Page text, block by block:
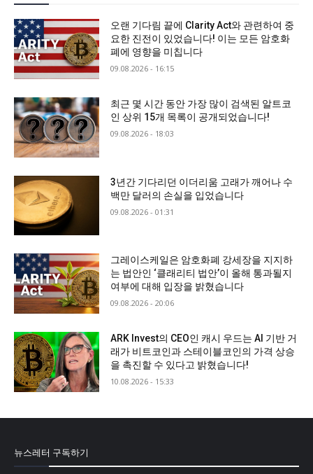
오랜 기다림 끝에 Clarity Act와 관련하여 중
요한 진전이 있었습니다! 이는 모든 암호화
폐에 영향을 미칩니다
09.08.2026 - 16:15
최근 몇 시간 동안 가장 많이 검색된 알트코
인 상위 15개 목록이 공개되었습니다!
09.08.2026 - 18:03
3년간 기다리던 이더리움 고래가 깨어나 수
백만 달러의 손실을 입었습니다
09.08.2026 - 01:31
그레이스케일은 암호화폐 강세장을 지지하
는 법안인 ‘클래리티 법안’이 올해 통과될지
여부에 대해 입장을 밝혔습니다
09.08.2026 - 20:06
ARK Invest의 CEO인 캐시 우드는 AI 기반 거
래가 비트코인과 스테이블코인의 가격 상승
을 촉진할 수 있다고 밝혔습니다!
10.08.2026 - 15:33
뉴스레터 구독하기